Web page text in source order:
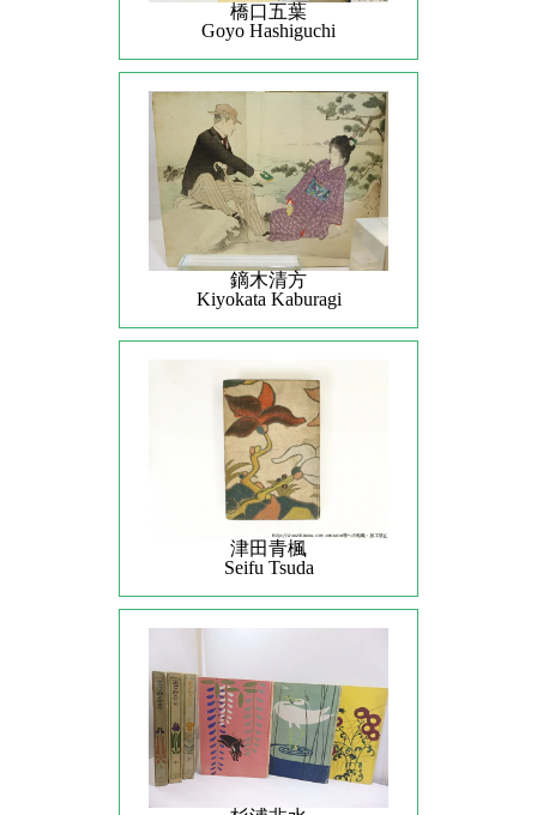
橋口五葉
Goyo Hashiguchi
鏑木清方
Kiyokata Kaburagi
津田青楓
Seifu Tsuda